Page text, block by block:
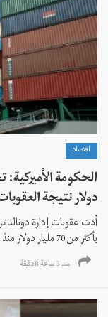
اقتصاد
دولار نتيجة
أدت عقوبات إدارة دونالد
بأكثر من 70 مليار دولار منذ عام 2018، وذلك بحسب تقرير مغلق من الحكومة...
منذ 3 ساعة 8 دقیقة